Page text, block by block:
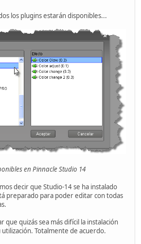
los plugins estarán disponibles...
en Pinnacle Studio 14
decir que Studio-14 se ha instalado
preparado para poder editar con todas
que quizás sea más difícil la instalación
Totalmente de acuerdo.